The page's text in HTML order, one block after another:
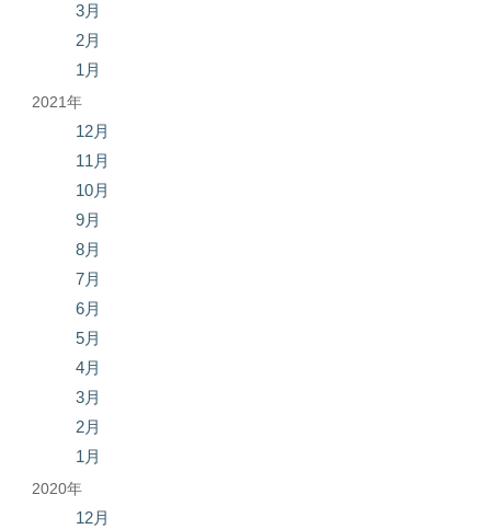
3月
2月
1月
2021年
12月
11月
10月
9月
8月
7月
6月
5月
4月
3月
2月
1月
2020年
12月